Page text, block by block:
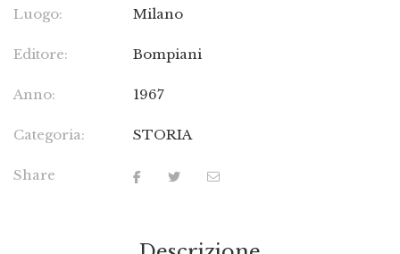
Luogo: Milano
Editore: Bompiani
Anno: 1967
Categoria: STORIA
Share